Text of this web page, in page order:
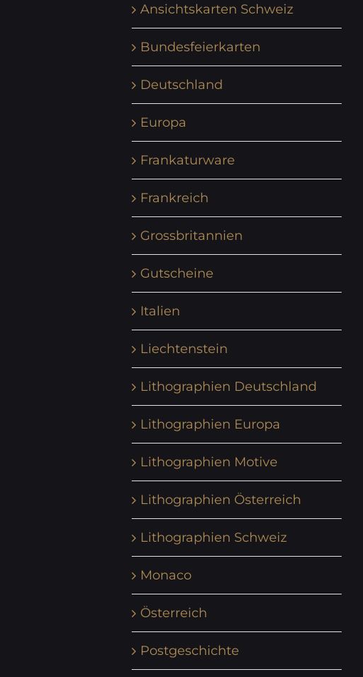
Ansichtskarten Schweiz
Bundesfeierkarten
Deutschland
Europa
Frankaturware
Frankreich
Grossbritannien
Gutscheine
Italien
Liechtenstein
Lithographien Deutschland
Lithographien Europa
Lithographien Motive
Lithographien Österreich
Lithographien Schweiz
Monaco
Österreich
Postgeschichte